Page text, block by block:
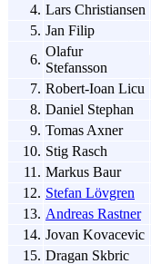
4. Lars Christiansen
5. Jan Filip
6.
Olafur
Stefansson
7. Robert-Ioan Licu
8. Daniel Stephan
9. Tomas Axner
10. Stig Rasch
11. Markus Baur
12. Stefan Lövgren
13. Andreas Rastner
14. Jovan Kovacevic
15. Dragan Skbric